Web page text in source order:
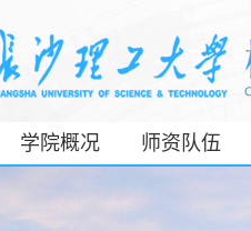
学院概况 师资队伍